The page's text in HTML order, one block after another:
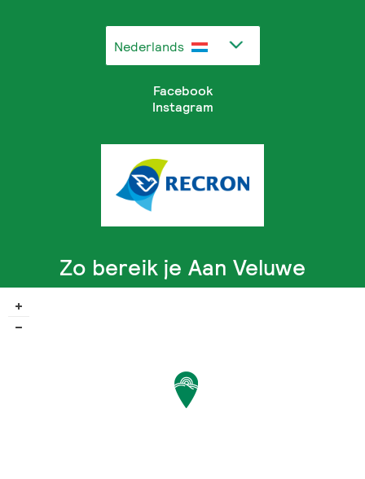
Nederlands
Facebook
Instagram
Zo bereik je Aan Veluwe